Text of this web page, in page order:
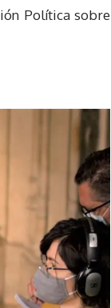
Política sobre